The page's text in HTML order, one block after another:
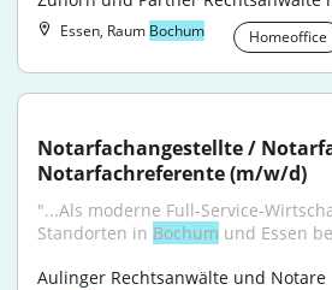
Essen, Raum Bochum Homeoffice
Notarfachangestellte /
Notarfachreferente (m/w/d)
"...Als moderne Full-Service-
Standorten in Bochum und Essen
Aulinger Rechtsanwälte und Notare